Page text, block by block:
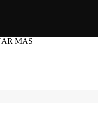
MAS